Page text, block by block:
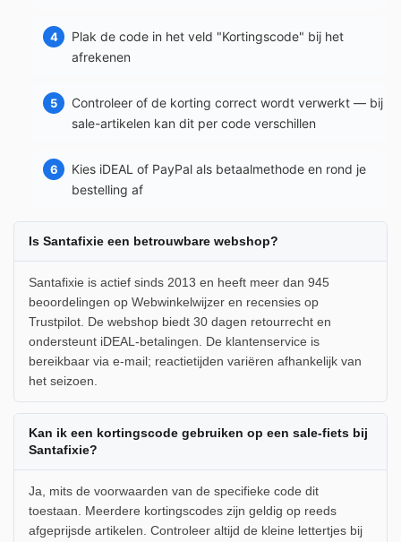
Plak de code in het veld "Kortingscode" bij het
afrekenen
Controleer of de korting correct wordt verwerkt — bij
sale-artikelen kan dit per code verschillen
Kies iDEAL of PayPal als betaalmethode en rond je
bestelling af
Is Santafixie een betrouwbare webshop?
Santafixie is actief sinds 2013 en heeft meer dan 945
beoordelingen op Webwinkelwijzer en recensies op
Trustpilot. De webshop biedt 30 dagen retourrecht en
ondersteunt iDEAL-betalingen. De klantenservice is
bereikbaar via e-mail; reactietijden variëren afhankelijk van
het seizoen.
Kan ik een kortingscode gebruiken op een sale-fiets bij
Santafixie?
Ja, mits de voorwaarden van de specifieke code dit
toestaan. Meerdere kortingscodes zijn geldig op reeds
afgeprijsde artikelen. Controleer altijd de kleine lettertjes bij